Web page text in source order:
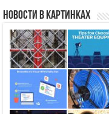
Новости в картинках